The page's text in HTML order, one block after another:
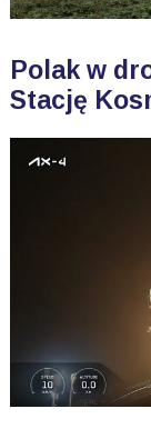
Polak w
Stację